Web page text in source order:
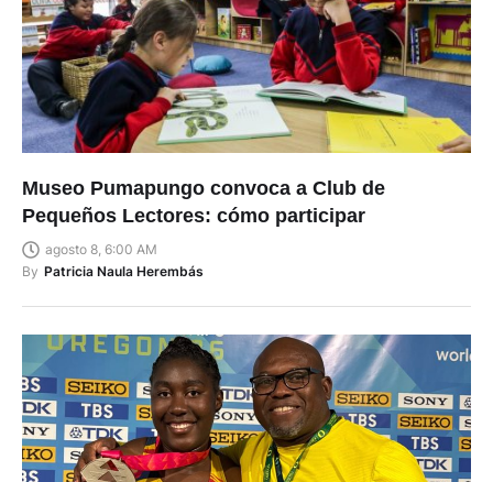
Museo Pumapungo convoca a Club de
Pequeños Lectores: cómo participar
agosto 8, 6:00 AM
By Patricia Naula Herembás